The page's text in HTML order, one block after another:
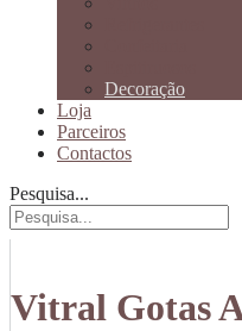
Decoração
Loja
Parceiros
Contactos
Pesquisa...
Vitral Gotas